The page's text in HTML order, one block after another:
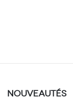
NOUVEAUTÉS